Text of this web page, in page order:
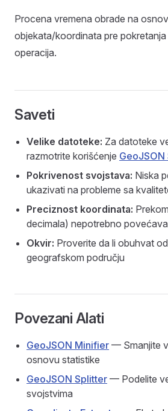
Procena vremena obrade na
objekata/koordinata pre
operacija.
Saveti
Velike datoteke: Za datoteke
razmotrite korišćenje
Pokrivenost svojstava: Niska
ukazivati na probleme sa
Preciznost koordinata:
decimala) nepotrebno
Okvir: Proverite da li obuhvat
geografskom području
Povezani Alati
GeoJSON Minifier — Smanjite
osnovu statistike
GeoJSON Splitter — Podelite
svojstvima